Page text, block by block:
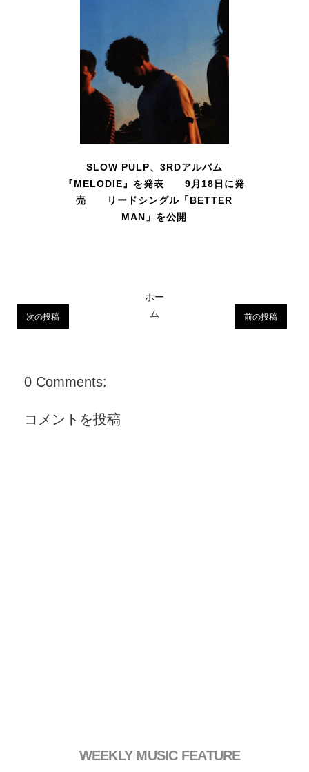
SLOW PULP、3RDアルバム
『MELODIE』を発表 9月18日に発
売 リードシングル「BETTER
MAN」を公開
次の投稿 前の投稿
ホー
ム
0 Comments:
コメントを投稿
WEEKLY MUSIC FEATURE